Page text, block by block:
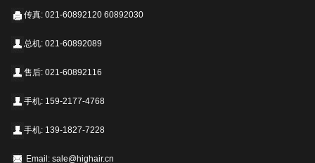
传真: 021-60892120 60892030
总机: 021-60892089
售后: 021-60892116
手机: 159-2177-4768
手机: 139-1827-7228
Email: sale@highair.cn